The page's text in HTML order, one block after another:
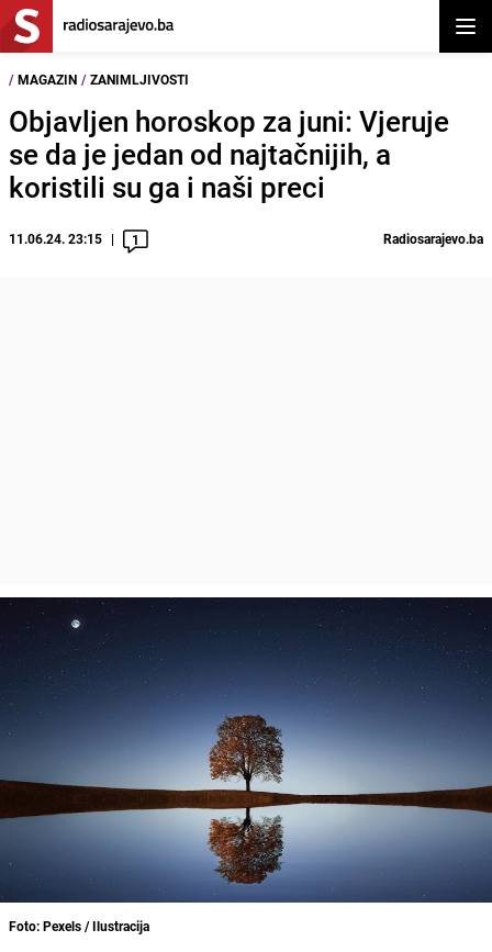
/ MAGAZIN / ZANIMLJIVOSTI
Objavljen horoskop za juni: Vjeruje
se da je jedan od najtačnijih, a
koristili su ga i naši preci
11.06.24. 23:15 1 Radiosarajevo.ba
Foto: Pexels / Ilustracija